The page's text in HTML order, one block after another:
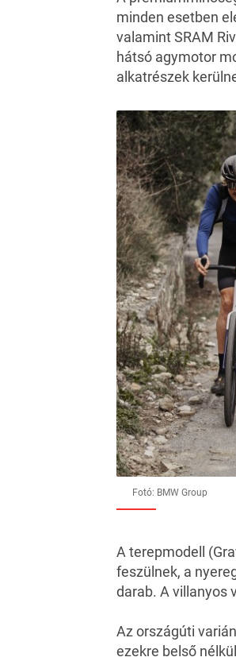
minden esetben
valamint SRAM
hátsó agymotor
alkatrészek
Fotó: BMW Group
A terepmodell
feszülnek, a
darab. A villanyos
Az országúti
ezekre belső